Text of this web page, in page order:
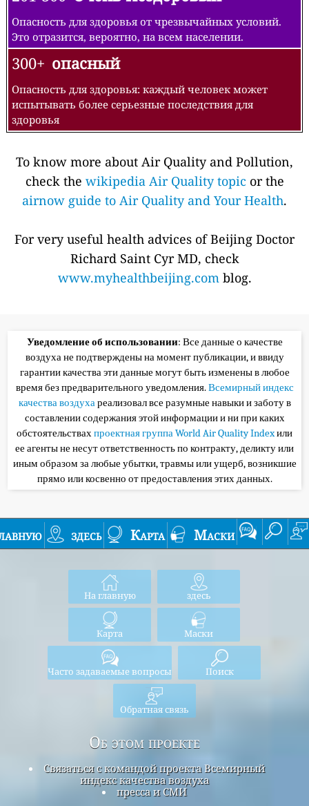
Опасность для здоровья от чрезвычайных условий.
Это отразится, вероятно, на всем населении.
300+ опасный
Опасность для здоровья: каждый человек может
испытывать более серьезные последствия для
здоровья
To know more about Air Quality and Pollution,
check the wikipedia Air Quality topic or the
airnow guide to Air Quality and Your Health.
For very useful health advices of Beijing Doctor
Richard Saint Cyr MD, check
www.myhealthbeijing.comblog.
Уведомление об использовании: Все данные о качестве
воздуха не подтверждены на момент публикации, и ввиду
гарантии качества эти данные могут быть изменены в любое
время без предварительного уведомления.Всемирный индекс
качества воздухареализовал все разумные навыки и заботу в
составлении содержания этой информации и ни при каких
обстоятельствахпроектная группа World Air Quality Indexили
ее агенты не несут ответственность по контракту, деликту или
иным образом за любые убытки, травмы или ущерб, возникшие
прямо или косвенно от предоставления этих данных.
здесь Карта Маски
На главную здесь
Карта Маски
Часто задаваемые вопросы Поиск
Обратная связь
Об этом проекте
Связаться с командой проекта Всемирный
индекс качества воздуха
пресса и СМИ